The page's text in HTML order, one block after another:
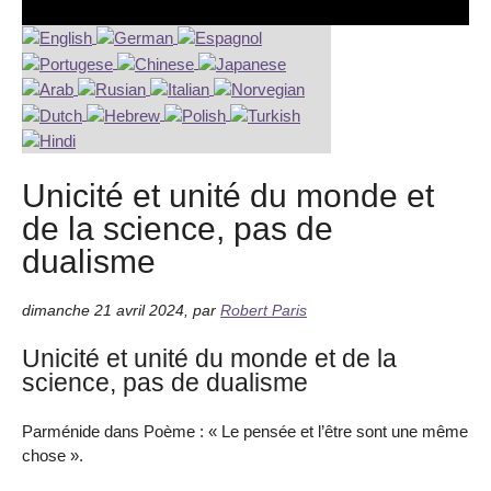
Unicité et unité du monde et
de la science, pas de
dualisme
dimanche 21 avril 2024 par Robert Paris
Unicité et unité du monde et de la
science, pas de dualisme
Parménide dans Poème : « Le pensée et l’être sont une même
chose ».